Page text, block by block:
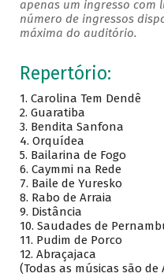
apenas um ingresso com
número de ingressos
máxima do auditório.
Repertório:
1. Carolina Tem Dendê
2. Guaratiba
3. Bendita Sanfona
4. Orquídea
5. Bailarina de Fogo
6. Caymmi na Rede
7. Baile de Yuresko
8. Rabo de Arraia
9. Distância
10. Saudades de
11. Pudim de Porco
12. Abraçajaca
(Todas as músicas são